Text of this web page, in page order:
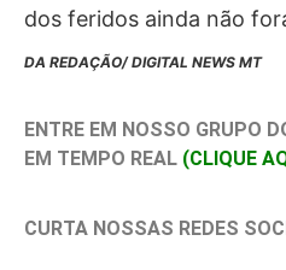
dos feridos ainda não
DA REDAÇÃO/ DIGITAL NEWS MT
ENTRE EM NOSSO GRUPO
EM TEMPO REAL (CLIQUE
CURTA NOSSAS REDES